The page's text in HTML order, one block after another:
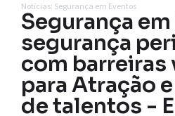
Notícias: Segurança em Eventos
Segurança
segurança
com barreiras
para Atração
de talentos -